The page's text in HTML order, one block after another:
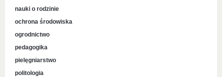
nauki o rodzinie
ochrona środowiska
ogrodnictwo
pedagogika
pielęgniarstwo
politologia